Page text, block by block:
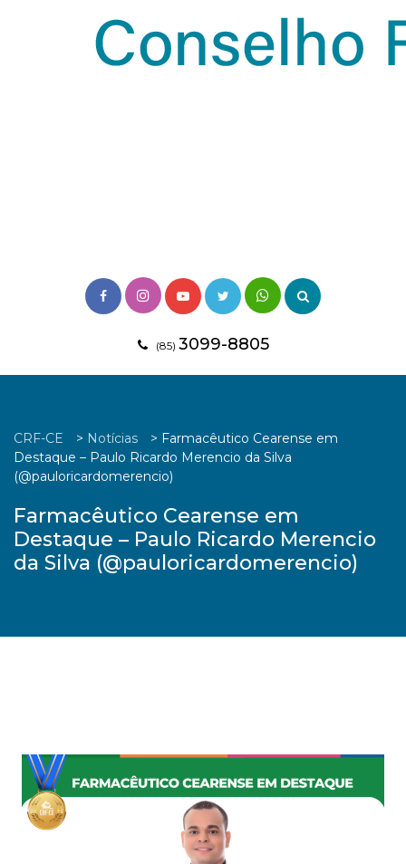
(85) 3099-8805
CRF-CE > Notícias > Farmacêutico Cearense em
Destaque – Paulo Ricardo Merencio da Silva
(@pauloricardomerencio)
Farmacêutico Cearense em
Destaque – Paulo Ricardo Merencio
da Silva (@pauloricardomerencio)